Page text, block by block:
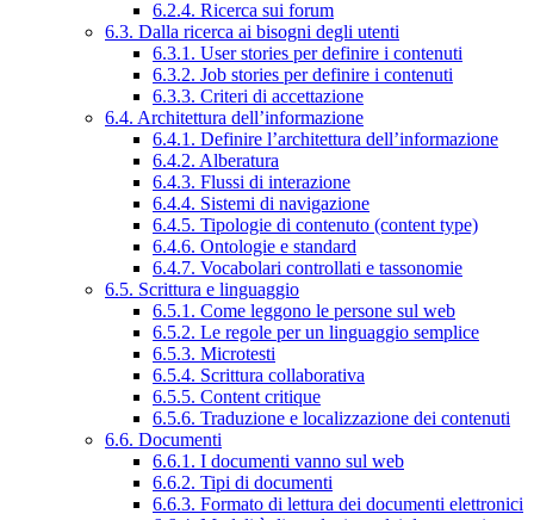
6.2.4. Ricerca sui forum
6.3. Dalla ricerca ai bisogni degli utenti
6.3.1. User stories per definire i contenuti
6.3.2. Job stories per definire i contenuti
6.3.3. Criteri di accettazione
6.4. Architettura dell’informazione
6.4.1. Definire l’architettura dell’informazione
6.4.2. Alberatura
6.4.3. Flussi di interazione
6.4.4. Sistemi di navigazione
6.4.5. Tipologie di contenuto (content type)
6.4.6. Ontologie e standard
6.4.7. Vocabolari controllati e tassonomie
6.5. Scrittura e linguaggio
6.5.1. Come leggono le persone sul web
6.5.2. Le regole per un linguaggio semplice
6.5.3. Microtesti
6.5.4. Scrittura collaborativa
6.5.5. Content critique
6.5.6. Traduzione e localizzazione dei contenuti
6.6. Documenti
6.6.1. I documenti vanno sul web
6.6.2. Tipi di documenti
6.6.3. Formato di lettura dei documenti elettronici